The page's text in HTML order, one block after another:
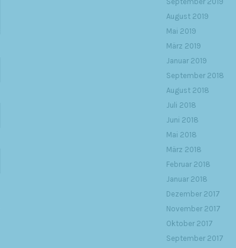
August 2019
Mai 2019
März 2019
Januar 2019
September 2018
August 2018
Juli 2018
Juni 2018
Mai 2018
März 2018
Februar 2018
Januar 2018
Dezember 2017
November 2017
Oktober 2017
September 2017